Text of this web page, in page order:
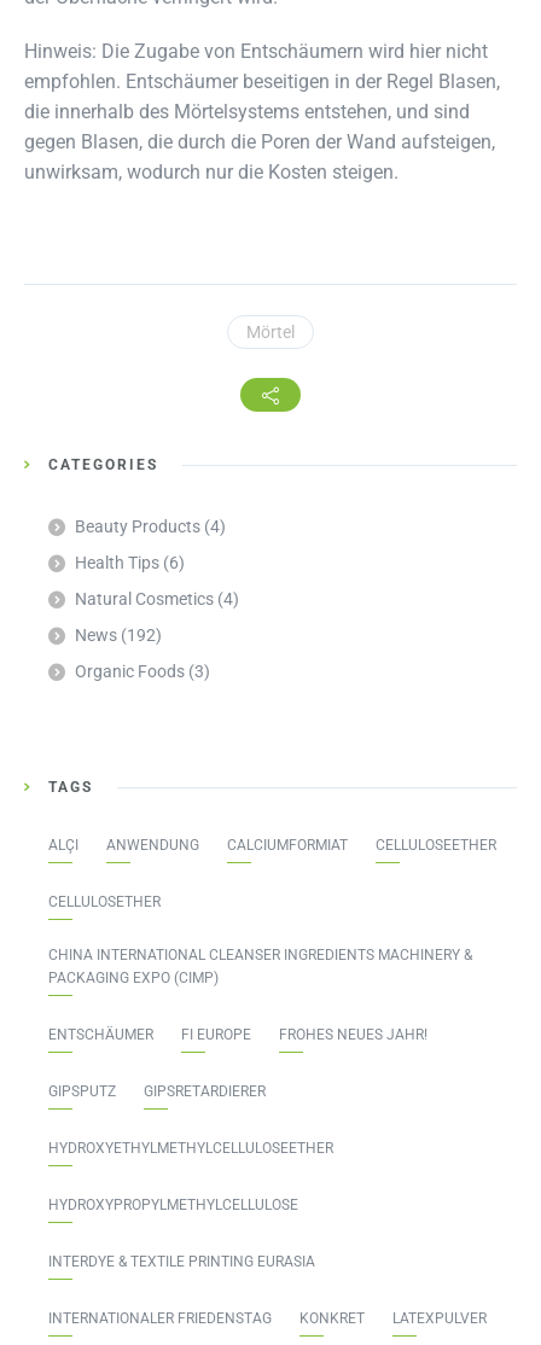
Hinweis: Die Zugabe von Entschäumern wird hier nicht
empfohlen. Entschäumer beseitigen in der Regel Blasen,
die innerhalb des Mörtelsystems entstehen, und sind
gegen Blasen, die durch die Poren der Wand aufsteigen,
unwirksam, wodurch nur die Kosten steigen.
Mörtel
CATEGORIES
Beauty Products (4)
Health Tips (6)
Natural Cosmetics (4)
News (192)
Organic Foods (3)
TAGS
ALÇI ANWENDUNG CALCIUMFORMIAT CELLULOSEETHER
CELLULOSETHER
CHINA INTERNATIONAL CLEANSER INGREDIENTS MACHINERY &
PACKAGING EXPO (CIMP)
ENTSCHÄUMER FI EUROPE FROHES NEUES JAHR!
GIPSPUTZ GIPSRETARDIERER
HYDROXYETHYLMETHYLCELLULOSEETHER
HYDROXYPROPYLMETHYLCELLULOSE
INTERDYE & TEXTILE PRINTING EURASIA
INTERNATIONALER FRIEDENSTAG KONKRET LATEXPULVER